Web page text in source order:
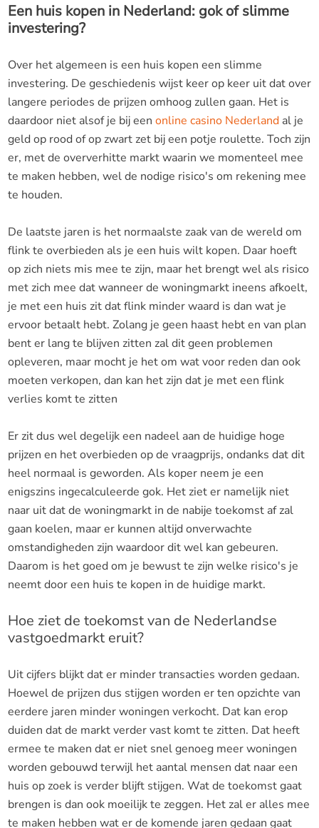
Een huis kopen in Nederland: gok of slimme
investering?
Over het algemeen is een huis kopen een slimme
investering. De geschiedenis wijst keer op keer uit dat over
langere periodes de prijzen omhoog zullen gaan. Het is
daardoor niet alsof je bij een online casino Nederlandal je
geld op rood of op zwart zet bij een potje roulette. Toch zijn
er, met de oververhitte markt waarin we momenteel mee
te maken hebben, wel de nodige risico's om rekening mee
te houden.
De laatste jaren is het normaalste zaak van de wereld om
flink te overbieden als je een huis wilt kopen. Daar hoeft
op zich niets mis mee te zijn, maar het brengt wel als risico
met zich mee dat wanneer de woningmarkt ineens afkoelt,
je met een huis zit dat flink minder waard is dan wat je
ervoor betaalt hebt. Zolang je geen haast hebt en van plan
bent er lang te blijven zitten zal dit geen problemen
opleveren, maar mocht je het om wat voor reden dan ook
moeten verkopen, dan kan het zijn dat je met een flink
verlies komt te zitten
Er zit dus wel degelijk een nadeel aan de huidige hoge
prijzen en het overbieden op de vraagprijs, ondanks dat dit
heel normaal is geworden. Als koper neem je een
enigszins ingecalculeerde gok. Het ziet er namelijk niet
naar uit dat de woningmarkt in de nabije toekomst af zal
gaan koelen, maar er kunnen altijd onverwachte
omstandigheden zijn waardoor dit wel kan gebeuren.
Daarom is het goed om je bewust te zijn welke risico's je
neemt door een huis te kopen in de huidige markt.
Hoe ziet de toekomst van de Nederlandse
vastgoedmarkt eruit?
Uit cijfers blijkt dat er minder transacties worden gedaan.
Hoewel de prijzen dus stijgen worden er ten opzichte van
eerdere jaren minder woningen verkocht. Dat kan erop
duiden dat de markt verder vast komt te zitten. Dat heeft
ermee te maken dat er niet snel genoeg meer woningen
worden gebouwd terwijl het aantal mensen dat naar een
huis op zoek is verder blijft stijgen. Wat de toekomst gaat
brengen is dan ook moeilijk te zeggen. Het zal er alles mee
te maken hebben wat er de komende jaren gedaan gaat